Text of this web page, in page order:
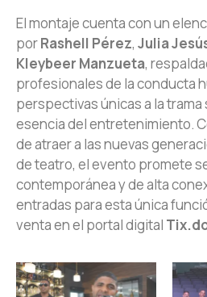
El montaje cuenta con un
porRashell Pérez, Julia
Kleybeer Manzueta,
profesionales de la conducta
perspectivas únicas a la
esencia del entretenimiento.
de atraer a las nuevas
de teatro, el evento promete
contemporánea y de alta
entradas para esta única
venta en el portal digital